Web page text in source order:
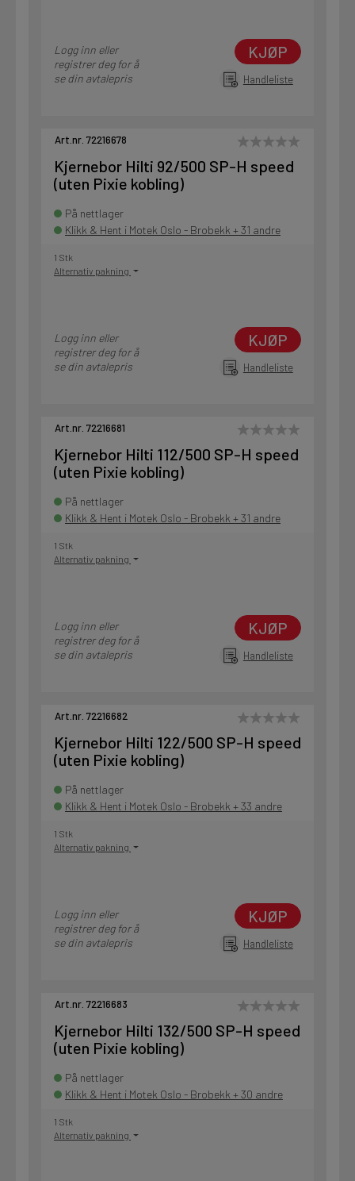
Logg inn eller
registrer deg for å
se din avtalepris
KJØP
Handleliste
Art.nr. 72216678
Kjernebor Hilti 92/500 SP-H speed
(uten Pixie kobling)
På nettlager
Klikk & Hent i Motek Oslo - Brobekk + 31 andre
1 Stk
Alternativ pakning
Logg inn eller
registrer deg for å
se din avtalepris
KJØP
Handleliste
Art.nr. 72216681
Kjernebor Hilti 112/500 SP-H speed
(uten Pixie kobling)
På nettlager
Klikk & Hent i Motek Oslo - Brobekk + 31 andre
1 Stk
Alternativ pakning
Logg inn eller
registrer deg for å
se din avtalepris
KJØP
Handleliste
Art.nr. 72216682
Kjernebor Hilti 122/500 SP-H speed
(uten Pixie kobling)
På nettlager
Klikk & Hent i Motek Oslo - Brobekk + 33 andre
1 Stk
Alternativ pakning
Logg inn eller
registrer deg for å
se din avtalepris
KJØP
Handleliste
Art.nr. 72216683
Kjernebor Hilti 132/500 SP-H speed
(uten Pixie kobling)
På nettlager
Klikk & Hent i Motek Oslo - Brobekk + 30 andre
1 Stk
Alternativ pakning